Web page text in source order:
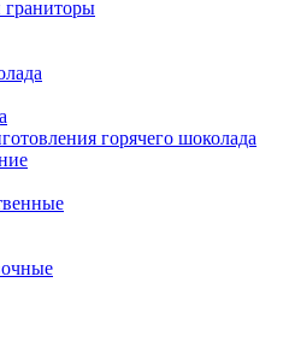
граниторы
горячего шоколада